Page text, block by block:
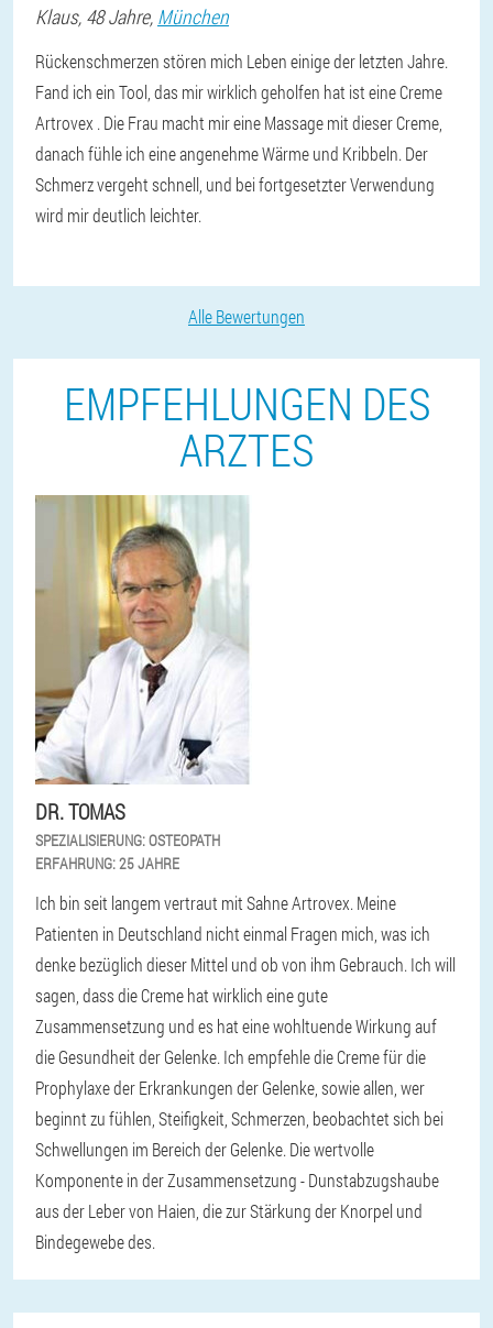
Klaus, 48 Jahre, München
Rückenschmerzen stören mich Leben einige der letzten Jahre.
Fand ich ein Tool, das mir wirklich geholfen hat ist eine Creme
Artrovex . Die Frau macht mir eine Massage mit dieser Creme,
danach fühle ich eine angenehme Wärme und Kribbeln. Der
Schmerz vergeht schnell, und bei fortgesetzter Verwendung
wird mir deutlich leichter.
Alle Bewertungen
EMPFEHLUNGEN DES
ARZTES
DR. TOMAS
SPEZIALISIERUNG:OSTEOPATH
ERFAHRUNG:25 JAHRE
Ich bin seit langem vertraut mit Sahne Artrovex. Meine
Patienten in Deutschland nicht einmal Fragen mich, was ich
denke bezüglich dieser Mittel und ob von ihm Gebrauch. Ich will
sagen, dass die Creme hat wirklich eine gute
Zusammensetzung und es hat eine wohltuende Wirkung auf
die Gesundheit der Gelenke. Ich empfehle die Creme für die
Prophylaxe der Erkrankungen der Gelenke, sowie allen, wer
beginnt zu fühlen, Steifigkeit, Schmerzen, beobachtet sich bei
Schwellungen im Bereich der Gelenke. Die wertvolle
Komponente in der Zusammensetzung - Dunstabzugshaube
aus der Leber von Haien, die zur Stärkung der Knorpel und
Bindegewebe des.